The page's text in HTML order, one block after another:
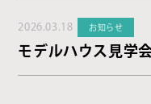
2026.03.18 お知らせ
モデルハウス見学